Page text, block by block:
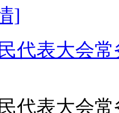
]
代表大会
代表大会